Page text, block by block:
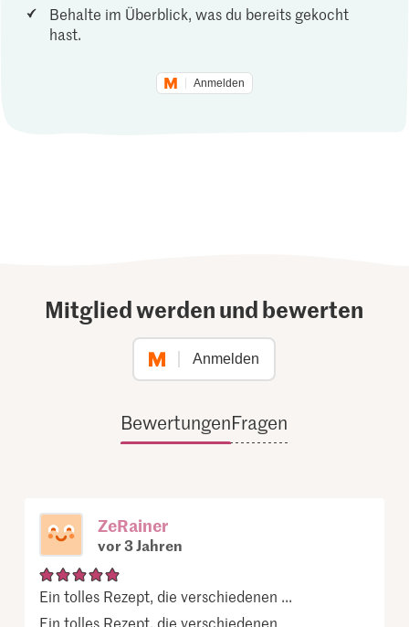
Behalte im Überblick, was du bereits gekocht
hast.
Anmelden
Mitglied werden und bewerten
Anmelden
BewertungenFragen
ZeRainer
vor 3 Jahren
Ein tolles Rezept, die verschiedenen ...
Ein tolles Rezept, die verschiedenen